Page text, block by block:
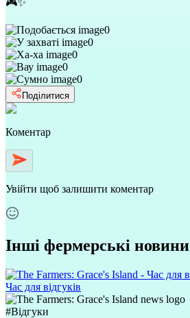
0
0
0
0
0
Поділитися
Коментар
Увійти щоб залишити коментар
Інші фермерські новини
Час для відгуків
#Відгуки